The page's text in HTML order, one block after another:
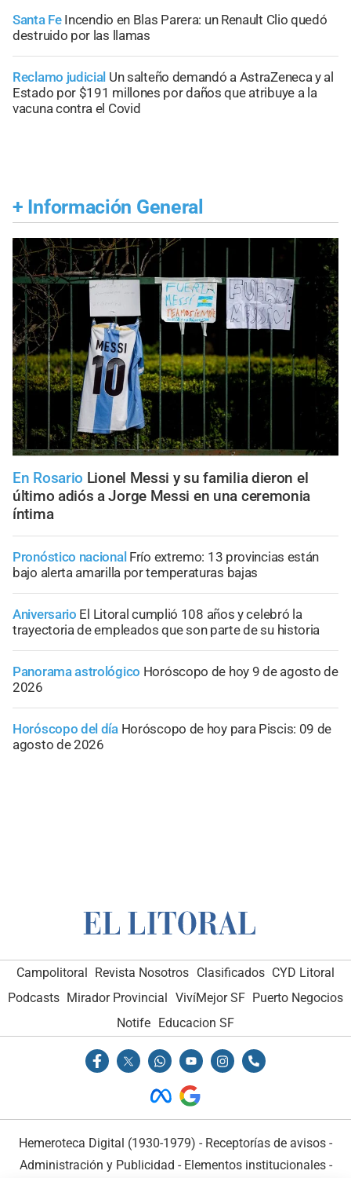
Santa Fe Incendio en Blas Parera: un Renault Clio quedó
destruido por las llamas
Reclamo judicial Un salteño demandó a AstraZeneca y al
Estado por $191 millones por daños que atribuye a la
vacuna contra el Covid
+ Información General
En Rosario Lionel Messi y su familia dieron el
último adiós a Jorge Messi en una ceremonia
íntima
Pronóstico nacional Frío extremo: 13 provincias están
bajo alerta amarilla por temperaturas bajas
Aniversario El Litoral cumplió 108 años y celebró la
trayectoria de empleados que son parte de su historia
Panorama astrológico Horóscopo de hoy 9 de agosto de
2026
Horóscopo del día Horóscopo de hoy para Piscis: 09 de
agosto de 2026
Campolitoral Revista Nosotros Clasificados CYD Litoral
Podcasts Mirador Provincial VivíMejor SF Puerto Negocios
Notife Educacion SF
Hemeroteca Digital (1930-1979) - Receptorías de avisos -
Administración y Publicidad - Elementos institucionales-